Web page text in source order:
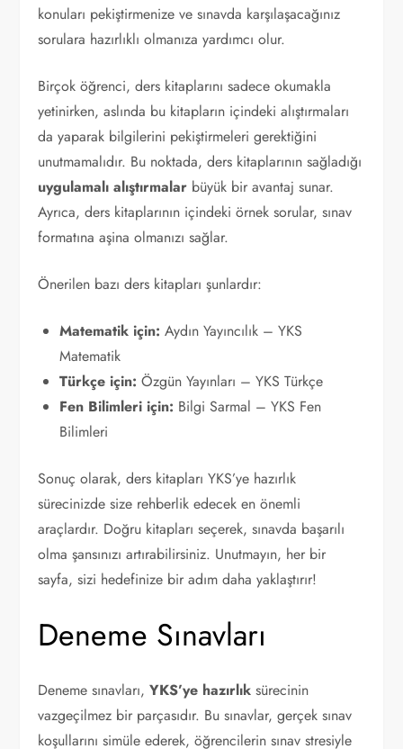
konuları pekiştirmenize ve sınavda karşılaşacağınız
sorulara hazırlıklı olmanıza yardımcı olur.
Birçok öğrenci, ders kitaplarını sadece okumakla
yetinirken, aslında bu kitapların içindeki alıştırmaları
da yaparak bilgilerini pekiştirmeleri gerektiğini
unutmamalıdır. Bu noktada, ders kitaplarının sağladığı
uygulamalı alıştırmalar büyük bir avantaj sunar.
Ayrıca, ders kitaplarının içindeki örnek sorular, sınav
formatına aşina olmanızı sağlar.
Önerilen bazı ders kitapları şunlardır:
Matematik için: Aydın Yayıncılık – YKS
Matematik
Türkçe için: Özgün Yayınları – YKS Türkçe
Fen Bilimleri için: Bilgi Sarmal – YKS Fen
Bilimleri
Sonuç olarak, ders kitapları YKS’ye hazırlık
sürecinizde size rehberlik edecek en önemli
araçlardır. Doğru kitapları seçerek, sınavda başarılı
olma şansınızı artırabilirsiniz. Unutmayın, her bir
sayfa, sizi hedefinize bir adım daha yaklaştırır!
Deneme Sınavları
Deneme sınavları,YKS’ye hazırlık sürecinin
vazgeçilmez bir parçasıdır. Bu sınavlar, gerçek sınav
koşullarını simüle ederek, öğrencilerin sınav stresiyle